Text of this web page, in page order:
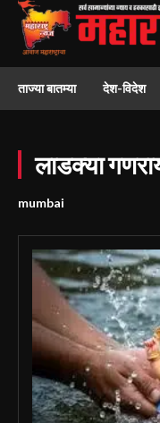
ताज्या बातम्या देश-विदेश
लाडक्या
mumbai